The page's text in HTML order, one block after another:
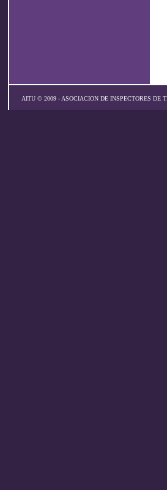
AITU © 2009 - ASOCIACION DE INSPECTORES DE